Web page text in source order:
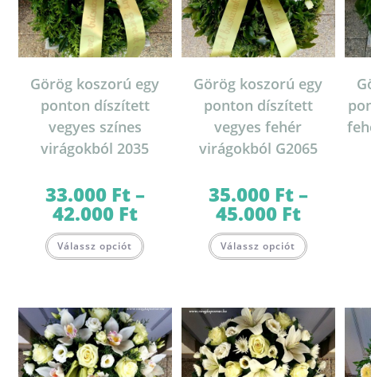
Görög koszorú egy
ponton díszített
vegyes színes
virágokból 2035
33.000 Ft–
42.000 FtÁrtartomány:
33.000 Ft
-
42.000 Ft
Válassz opciót a
A
változatok
a
termékoldalon
választhatók
ki
Görög koszorú egy
ponton díszített
vegyes fehér
virágokból G2065
35.000 Ft–
45.000 FtÁrtartomány:
35.000 Ft
-
45.000 Ft
Válassz opciót a
A
változatok
a
ki